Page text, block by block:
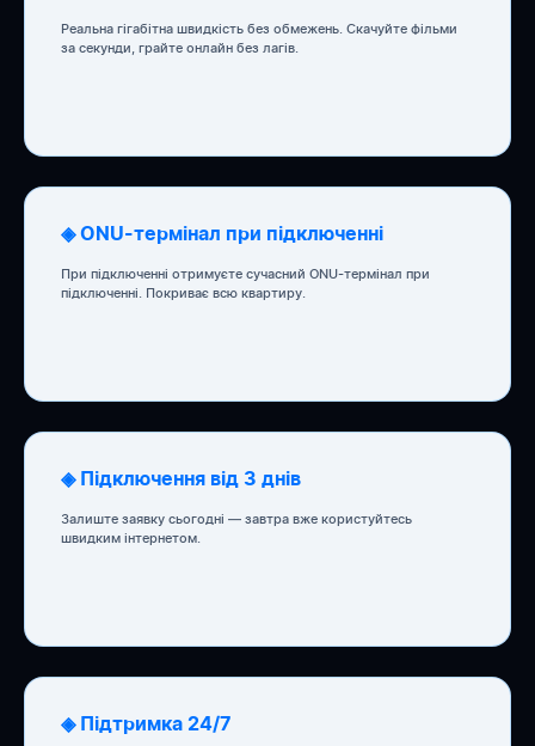
Реальна гігабітна швидкість без обмежень. Скачуйте фільми
за секунди, грайте онлайн без лагів.
◈ ONU-термінал при підключенні
При підключенні отримуєте сучасний ONU-термінал при
підключенні. Покриває всю квартиру.
◈ Підключення від 3 днів
Залиште заявку сьогодні — завтра вже користуйтесь
швидким інтернетом.
◈ Підтримка 24/7